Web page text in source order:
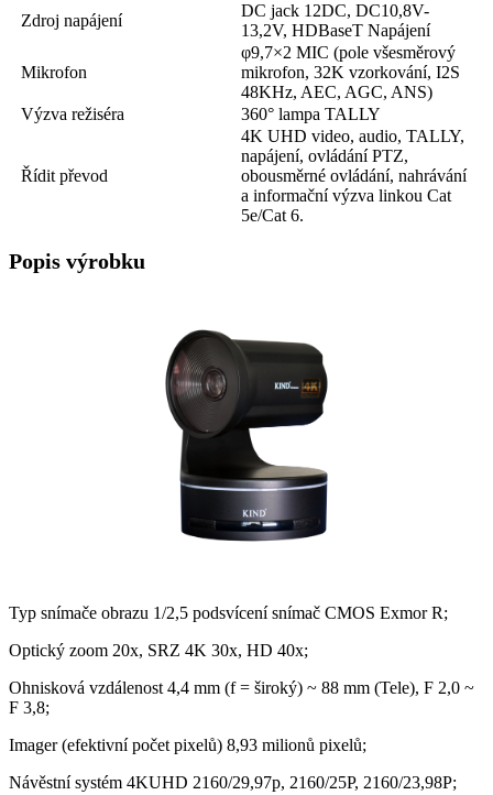
Zdroj napájení
DC jack 12DC, DC10,8V-
13,2V, HDBaseT Napájení
Mikrofon
φ9,7×2 MIC (pole všesměrový
mikrofon, 32K vzorkování, I2S
48KHz, AEC, AGC, ANS)
Výzva režiséra
360° lampa TALLY
Řídit převod
4K UHD video, audio, TALLY,
napájení, ovládání PTZ,
obousměrné ovládání, nahrávání
a informační výzva linkou Cat
5e/Cat 6.
Popis výrobku
Typ snímače obrazu 1/2,5 podsvícení snímač CMOS Exmor R;
Optický zoom 20x, SRZ 4K 30x, HD 40x;
Ohnisková vzdálenost 4,4 mm (f = široký) ~ 88 mm (Tele), F 2,0 ~
F 3,8;
Imager (efektivní počet pixelů) 8,93 milionů pixelů;
Návěstní systém 4KUHD 2160/29,97p, 2160/25P, 2160/23,98P;